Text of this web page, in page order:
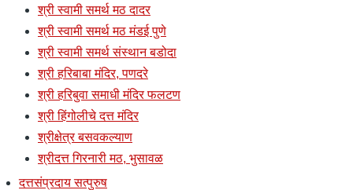
श्री स्वामी समर्थ मठ दादर
श्री स्वामी समर्थ मठ मंडई पुणे
श्री स्वामी समर्थ संस्थान बडोदा
श्री हरिबाबा मंदिर, पणदरे
श्री हरिबुवा समाधी मंदिर फलटण
श्री हिंगोलीचे दत्त मंदिर
श्रीक्षेत्र बसवकल्याण
श्रीदत्त गिरनारी मठ, भुसावळ
दत्तसंप्रदाय सत्पुरुष